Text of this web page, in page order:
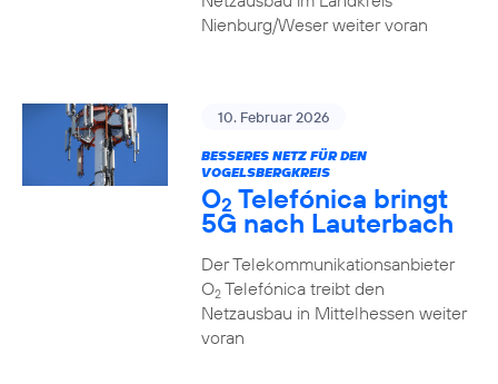
Nienburg/Weser weiter voran
10. Februar 2026
BESSERES NETZ FÜR DEN
VOGELSBERGKREIS
O2 Telefónica bringt
5G nach Lauterbach
Der Telekommunikationsanbieter
O2Telefónica treibt den
Netzausbau in Mittelhessen weiter
voran